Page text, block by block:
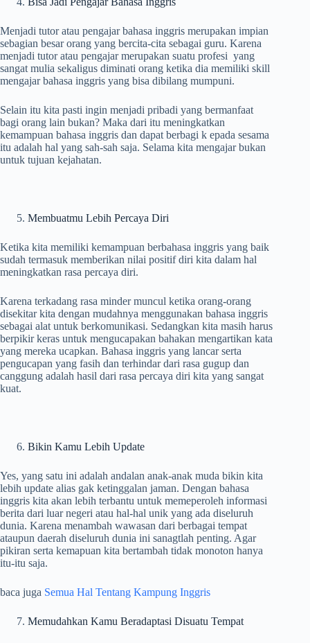
Menjadi tutor atau pengajar bahasa inggris merupakan impian
sebagian besar orang yang bercita-cita sebagai guru. Karena
menjadi tutor atau pengajar merupakan suatu profesi yang
sangat mulia sekaligus diminati orang ketika dia memiliki skill
mengajar bahasa inggris yang bisa dibilang mumpuni.
Selain itu kita pasti ingin menjadi pribadi yang bermanfaat
bagi orang lain bukan? Maka dari itu meningkatkan
kemampuan bahasa inggris dan dapat berbagi k epada sesama
itu adalah hal yang sah-sah saja. Selama kita mengajar bukan
untuk tujuan kejahatan.
Membuatmu Lebih Percaya Diri
Ketika kita memiliki kemampuan berbahasa inggris yang baik
sudah termasuk memberikan nilai positif diri kita dalam hal
meningkatkan rasa percaya diri.
Karena terkadang rasa minder muncul ketika orang-orang
disekitar kita dengan mudahnya menggunakan bahasa inggris
sebagai alat untuk berkomunikasi. Sedangkan kita masih harus
berpikir keras untuk mengucapakan bahakan mengartikan kata
yang mereka ucapkan. Bahasa inggris yang lancar serta
pengucapan yang fasih dan terhindar dari rasa gugup dan
canggung adalah hasil dari rasa percaya diri kita yang sangat
kuat.
Bikin Kamu Lebih Update
Yes, yang satu ini adalah andalan anak-anak muda bikin kita
lebih update alias gak ketinggalan jaman. Dengan bahasa
inggris kita akan lebih terbantu untuk memeperoleh informasi
berita dari luar negeri atau hal-hal unik yang ada diseluruh
dunia. Karena menambah wawasan dari berbagai tempat
ataupun daerah diseluruh dunia ini sanagtlah penting. Agar
pikiran serta kemapuan kita bertambah tidak monoton hanya
itu-itu saja.
baca juga Semua Hal Tentang Kampung Inggris
Memudahkan Kamu Beradaptasi Disuatu Tempat